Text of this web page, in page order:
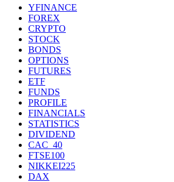
YFINANCE
FOREX
CRYPTO
STOCK
BONDS
OPTIONS
FUTURES
ETF
FUNDS
PROFILE
FINANCIALS
STATISTICS
DIVIDEND
CAC_40
FTSE100
NIKKEI225
DAX